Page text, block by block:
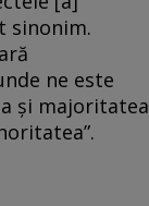
sinonim.
ne este
și majoritatea